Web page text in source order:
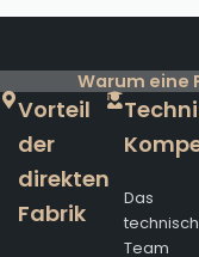
Warum eine
Vorteil
der
direkten
Fabrik
Das
Team